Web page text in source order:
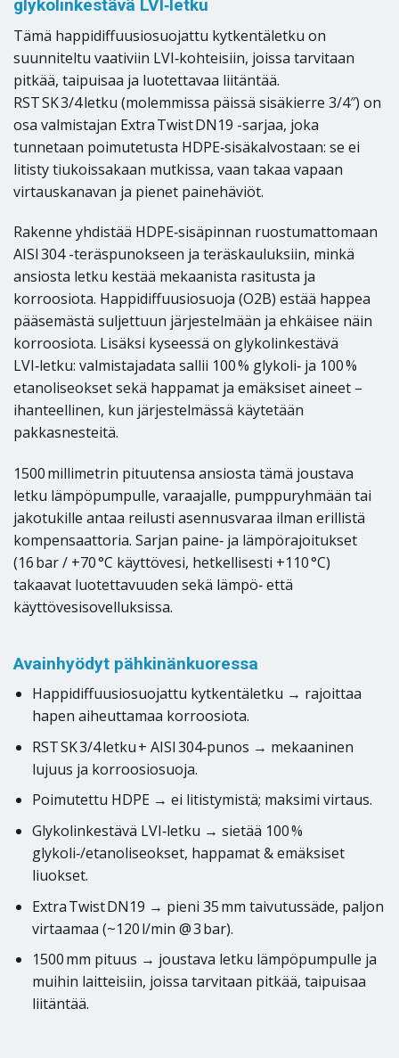
glykolinkestävä LVI‑letku
Tämä happidiffuusiosuojattu kytkentäletku on
suunniteltu vaativiin LVI‑kohteisiin, joissa tarvitaan
pitkää, taipuisaa ja luotettavaa liitäntää.
RST SK 3/4 letku (molemmissa päissä sisäkierre 3/4″) on
osa valmistajan Extra Twist DN19 -sarjaa, joka
tunnetaan poimutetusta HDPE‑sisäkalvostaan: se ei
litisty tiukoissakaan mutkissa, vaan takaa vapaan
virtauskanavan ja pienet painehäviöt.
Rakenne yhdistää HDPE‑sisäpinnan ruostumattomaan
AISI 304 -teräspunokseen ja teräskauluksiin, minkä
ansiosta letku kestää mekaanista rasitusta ja
korroosiota. Happidiffuusiosuoja (O2B) estää happea
pääsemästä suljettuun järjestelmään ja ehkäisee näin
korroosiota. Lisäksi kyseessä on glykolinkestävä
LVI‑letku: valmistajadata sallii 100 % glykoli‑ ja 100 %
etanoliseokset sekä happamat ja emäksiset aineet –
ihanteellinen, kun järjestelmässä käytetään
pakkasnesteitä.
1500 millimetrin pituutensa ansiosta tämä joustava
letku lämpöpumpulle, varaajalle, pumppuryhmään tai
jakotukille antaa reilusti asennusvaraa ilman erillistä
kompensaattoria. Sarjan paine‑ ja lämpörajoitukset
(16 bar / +70 °C käyttövesi, hetkellisesti +110 °C)
takaavat luotettavuuden sekä lämpö‑ että
käyttövesisovelluksissa.
Avainhyödyt pähkinänkuoressa
Happidiffuusiosuojattu kytkentäletku → rajoittaa
hapen aiheuttamaa korroosiota.
RST SK 3/4 letku + AISI 304‑punos → mekaaninen
lujuus ja korroosiosuoja.
Poimutettu HDPE → ei litistymistä; maksimi virtaus.
Glykolinkestävä LVI‑letku → sietää 100 %
glykoli‑/etanoliseokset, happamat & emäksiset
liuokset.
Extra Twist DN19 → pieni 35 mm taivutussäde, paljon
virtaamaa (~120 l/min @ 3 bar).
1500 mm pituus → joustava letku lämpöpumpulle ja
muihin laitteisiin, joissa tarvitaan pitkää, taipuisaa
liitäntää.